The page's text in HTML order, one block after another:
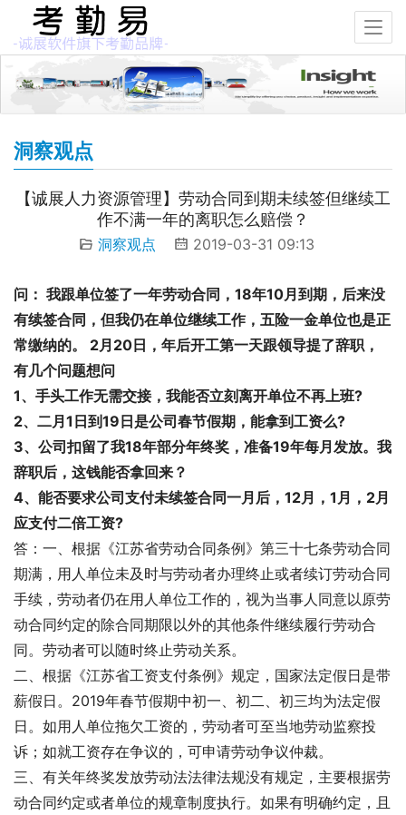
洞察观点
【诚展人力资源管理】劳动合同到期未续签但继续工
作不满一年的离职怎么赔偿？
洞察观点 2019-03-31 09:13
问： 我跟单位签了一年劳动合同，18年10月到期，后来没
有续签合同，但我仍在单位继续工作，五险一金单位也是正
常缴纳的。 2月20日，年后开工第一天跟领导提了辞职，
有几个问题想问
1、手头工作无需交接，我能否立刻离开单位不再上班?
2、二月1日到19日是公司春节假期，能拿到工资么?
3、公司扣留了我18年部分年终奖，准备19年每月发放。我
辞职后，这钱能否拿回来？
4、能否要求公司支付未续签合同一月后，12月，1月，2月
应支付二倍工资?
答：一、根据《江苏省劳动合同条例》第三十七条劳动合同
期满，用人单位未及时与劳动者办理终止或者续订劳动合同
手续，劳动者仍在用人单位工作的，视为当事人同意以原劳
动合同约定的除合同期限以外的其他条件继续履行劳动合
同。劳动者可以随时终止劳动关系。
二、根据《江苏省工资支付条例》规定，国家法定假日是带
薪假日。2019年春节假期中初一、初二、初三均为法定假
日。如用人单位拖欠工资的，劳动者可至当地劳动监察投
诉；如就工资存在争议的，可申请劳动争议仲裁。
三、有关年终奖发放劳动法法律法规没有规定，主要根据劳
动合同约定或者单位的规章制度执行。如果有明确约定，且